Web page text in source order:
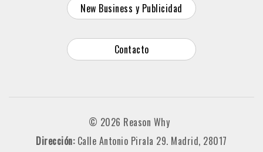
New Business y Publicidad
Contacto
© 2026 Reason Why
Dirección: Calle Antonio Pirala 29. Madrid, 28017